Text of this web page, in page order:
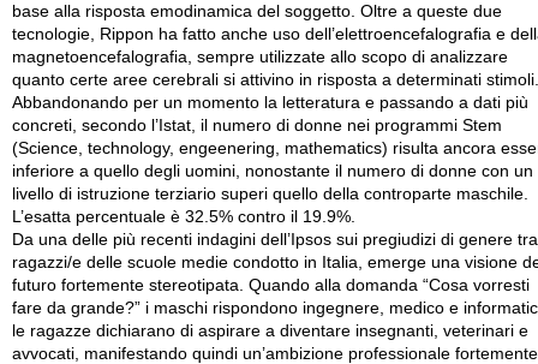
base alla risposta emodinamica del soggetto. Oltre a queste due
tecnologie, Rippon ha fatto anche uso dell’elettroencefalografia e
magnetoencefalografia, sempre utilizzate allo scopo di analizzare
quanto certe aree cerebrali si attivino in risposta a determinati stimoli.
Abbandonando per un momento la letteratura e passando a dati più
concreti, secondo l’Istat, il numero di donne nei programmi Stem
(Science, technology, engeenering, mathematics) risulta ancora
inferiore a quello degli uomini, nonostante il numero di donne con un
livello di istruzione terziario superi quello della controparte maschile.
L’esatta percentuale è 32.5% contro il 19.9%.
Da una delle più recenti indagini dell’Ipsos sui pregiudizi di genere tra
ragazzi/e delle scuole medie condotto in Italia, emerge una visione
futuro fortemente stereotipata. Quando alla domanda “Cosa vorresti
fare da grande?” i maschi rispondono ingegnere, medico e
le ragazze dichiarano di aspirare a diventare insegnanti, veterinari e
avvocati, manifestando quindi un’ambizione professionale fortemente